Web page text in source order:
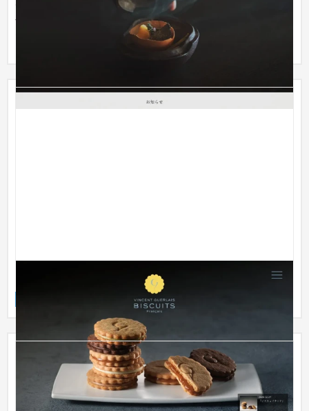
1ページの長いwebサイトでコンパクトかつシンプルなサイトで
す。 お店と写真の世界観が強いので損ないことを心がけまし